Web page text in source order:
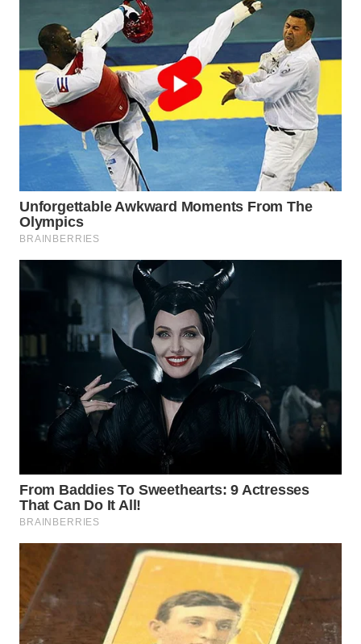
WN
KUNINGAN
WN
MAJALENGKA
WN
SUBANG
WN
SUKABUMI
PURWAKARTA
PRIANGAN
TIMUR
WN
SEMARANG
SOLO
WN
MADURA